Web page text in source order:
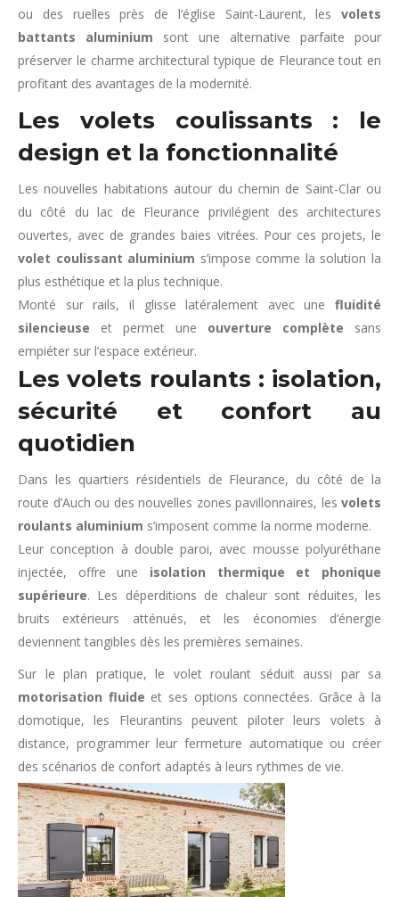
ou des ruelles près de l’église Saint-Laurent, les volets
battants aluminium sont une alternative parfaite pour
préserver le charme architectural typique de Fleurance tout en
profitant des avantages de la modernité.
Les volets coulissants : le
design et la fonctionnalité
Les nouvelles habitations autour du chemin de Saint-Clar ou
du côté du lac de Fleurance privilégient des architectures
ouvertes, avec de grandes baies vitrées. Pour ces projets, le
volet coulissant aluminium s’impose comme la solution la
plus esthétique et la plus technique.
Monté sur rails, il glisse latéralement avec une fluidité
silencieuse et permet une ouverture complète sans
empiéter sur l’espace extérieur.
Les volets roulants : isolation,
sécurité et confort au
quotidien
Dans les quartiers résidentiels de Fleurance, du côté de la
route d’Auch ou des nouvelles zones pavillonnaires, les volets
roulants aluminium s’imposent comme la norme moderne.
Leur conception à double paroi, avec mousse polyuréthane
injectée, offre une isolation thermique et phonique
supérieure. Les déperditions de chaleur sont réduites, les
bruits extérieurs atténués, et les économies d’énergie
deviennent tangibles dès les premières semaines.
Sur le plan pratique, le volet roulant séduit aussi par sa
motorisation fluide et ses options connectées. Grâce à la
domotique, les Fleurantins peuvent piloter leurs volets à
distance, programmer leur fermeture automatique ou créer
des scénarios de confort adaptés à leurs rythmes de vie.